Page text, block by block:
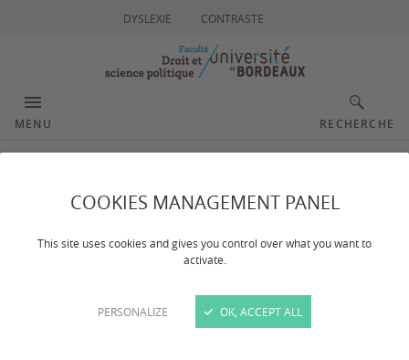
COOKIES MANAGEMENT PANEL
This site uses cookies and gives you control over what you want to
activate.
PERSONALIZE OK, ACCEPT ALL
DYSLEXIE CONTRASTE
MENU RECHERCHE
Gonthier Françoise